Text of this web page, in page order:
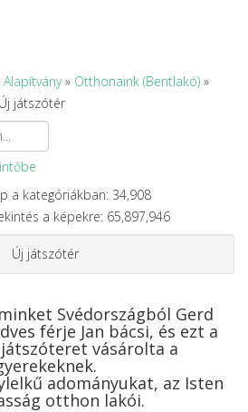
» Otthonaink (Bentlakó) »
játszótér
a kategóriákban: 34,908
a képekre: 65,897,946
Új játszótér
Svédországból Gerd
férje Jan bácsi, és ezt a
vásárolta a
adományukat, az Isten
otthon lakói.